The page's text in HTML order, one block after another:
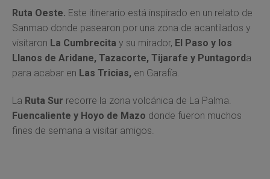
Ruta Oeste. Este itinerario está inspirado en un relato de
Sanmao donde pasearon por una zona de acantilados y
visitaron La Cumbrecita y su mirador, El Paso y los
Llanos de Aridane, Tazacorte, Tijarafe y Puntagorda
para acabar en Las Tricias, en Garafía.
La Ruta Sur recorre la zona volcánica de La Palma.
Fuencaliente y Hoyo de Mazo donde fueron muchos
fines de semana a visitar amigos.